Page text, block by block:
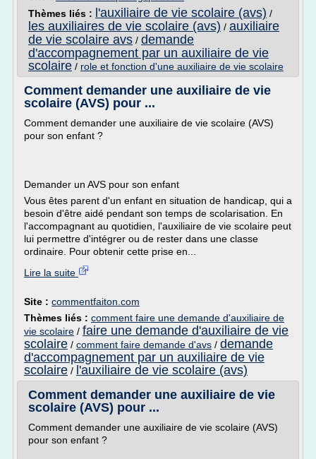
Thèmes liés :
l'auxiliaire de vie scolaire (avs) /
les auxiliaires de vie scolaire (avs) / auxiliaire
de vie scolaire avs / demande
d'accompagnement par un auxiliaire de vie
scolaire / role et fonction d'une auxiliaire de vie scolaire
Comment demander une auxiliaire de vie
scolaire (AVS) pour ...
Comment demander une auxiliaire de vie scolaire (AVS)
pour son enfant ?
Demander un AVS pour son enfant
Vous êtes parent d'un enfant en situation de handicap, qui a
besoin d'être aidé pendant son temps de scolarisation. En
l'accompagnant au quotidien, l'auxiliaire de vie scolaire peut
lui permettre d'intégrer ou de rester dans une classe
ordinaire. Pour obtenir cette prise en...
Lire la suite
Site : commentfaiton.com
Thèmes liés : comment faire une demande d'auxiliaire de
vie scolaire / faire une demande d'auxiliaire de vie
scolaire / comment faire demande d'avs / demande
d'accompagnement par un auxiliaire de vie
scolaire / l'auxiliaire de vie scolaire (avs)
Comment demander une auxiliaire de vie
scolaire (AVS) pour ...
Comment demander une auxiliaire de vie scolaire (AVS)
pour son enfant ?